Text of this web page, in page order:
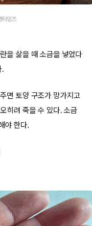
타임즈
을 삶을 때 소금을 넣었다
.
면 토양 구조가 망가지고
히려 죽을 수 있다. 소금
야 한다.